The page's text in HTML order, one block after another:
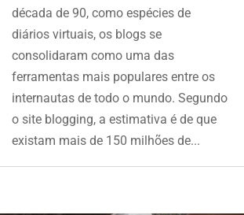
década de 90, como espécies de
diários virtuais, os blogs se
consolidaram como uma das
ferramentas mais populares entre os
internautas de todo o mundo. Segundo
o site blogging, a estimativa é de que
existam mais de 150 milhões de...